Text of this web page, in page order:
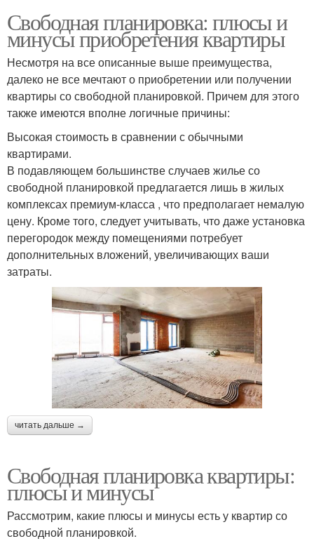
Свободная планировка: плюсы и
минусы приобретения квартиры
Несмотря на все описанные выше преимущества,
далеко не все мечтают о приобретении или получении
квартиры со свободной планировкой. Причем для этого
также имеются вполне логичные причины:
Высокая стоимость в сравнении с обычными
квартирами.
В подавляющем большинстве случаев жилье со
свободной планировкой предлагается лишь в жилых
комплексах премиум-класса , что предполагает немалую
цену. Кроме того, следует учитывать, что даже установка
перегородок между помещениями потребует
дополнительных вложений, увеличивающих ваши
затраты.
читать дальше →
Свободная планировка квартиры:
плюсы и минусы
Рассмотрим, какие плюсы и минусы есть у квартир со
свободной планировкой.